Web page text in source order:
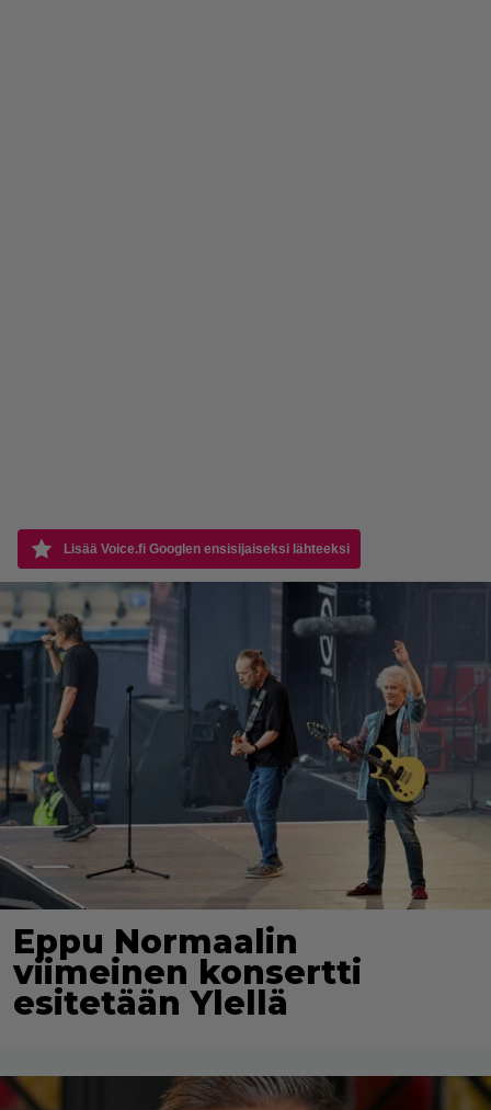
Lisää Voice.fi Googlen ensisijaiseksi lähteeksi
Eppu Normaalin
viimeinen konsertti
esitetään Ylellä